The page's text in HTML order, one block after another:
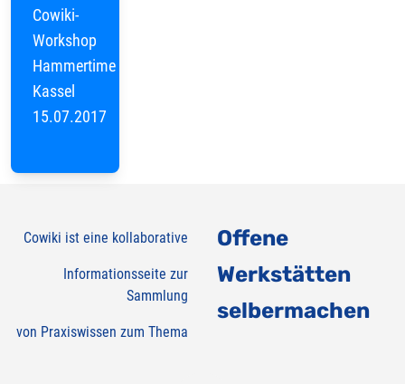
Cowiki-
Workshop
Hammertime
Kassel
15.07.2017
Cowiki ist eine kollaborative
Informationsseite zur
Sammlung
von Praxiswissen zum Thema
Offene
Werkstätten
selbermachen